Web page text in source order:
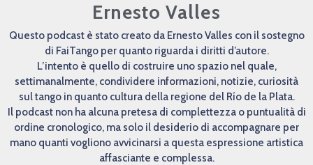
Ernesto Valles
Questo podcast è stato creato da Ernesto Valles con il sostegno
di FaiTango per quanto riguarda i diritti d’autore.
L’intento è quello di costruire uno spazio nel quale,
settimanalmente, condividere informazioni, notizie, curiosità
sul tango in quanto cultura della regione del Río de la Plata.
Il podcast non ha alcuna pretesa di complettezza o puntualità di
ordine cronologico, ma solo il desiderio di accompagnare per
mano quanti vogliono avvicinarsi a questa espressione artistica
affasciante e complessa.